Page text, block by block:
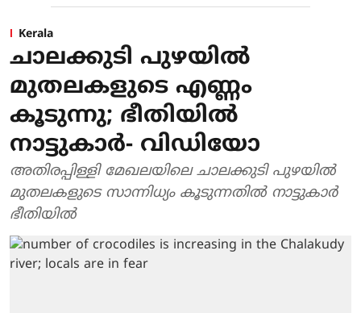
Kerala
ചാലക്കുടി പുഴയില്‍
മുതലകളുടെ എണ്ണം
കൂടുന്നു; ഭീതിയില്‍
നാട്ടുകാര്‍- വിഡിയോ
അതിരപ്പിള്ളി മേഖലയിലെ ചാലക്കുടി പുഴയില്‍
മുതലകളുടെ സാന്നിധ്യം കൂടുന്നതില്‍ നാട്ടുകാര്‍
ഭീതിയില്‍